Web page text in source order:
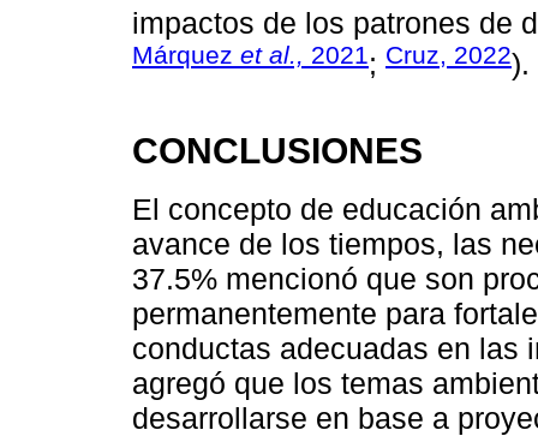
impactos de los patrones de
Márquez et al., 2021; Cruz, 2022).
CONCLUSIONES
El concepto de educación
avance de los tiempos, las
37.5% mencionó que son
permanentemente para
conductas adecuadas en las
agregó que los temas
desarrollarse en base a